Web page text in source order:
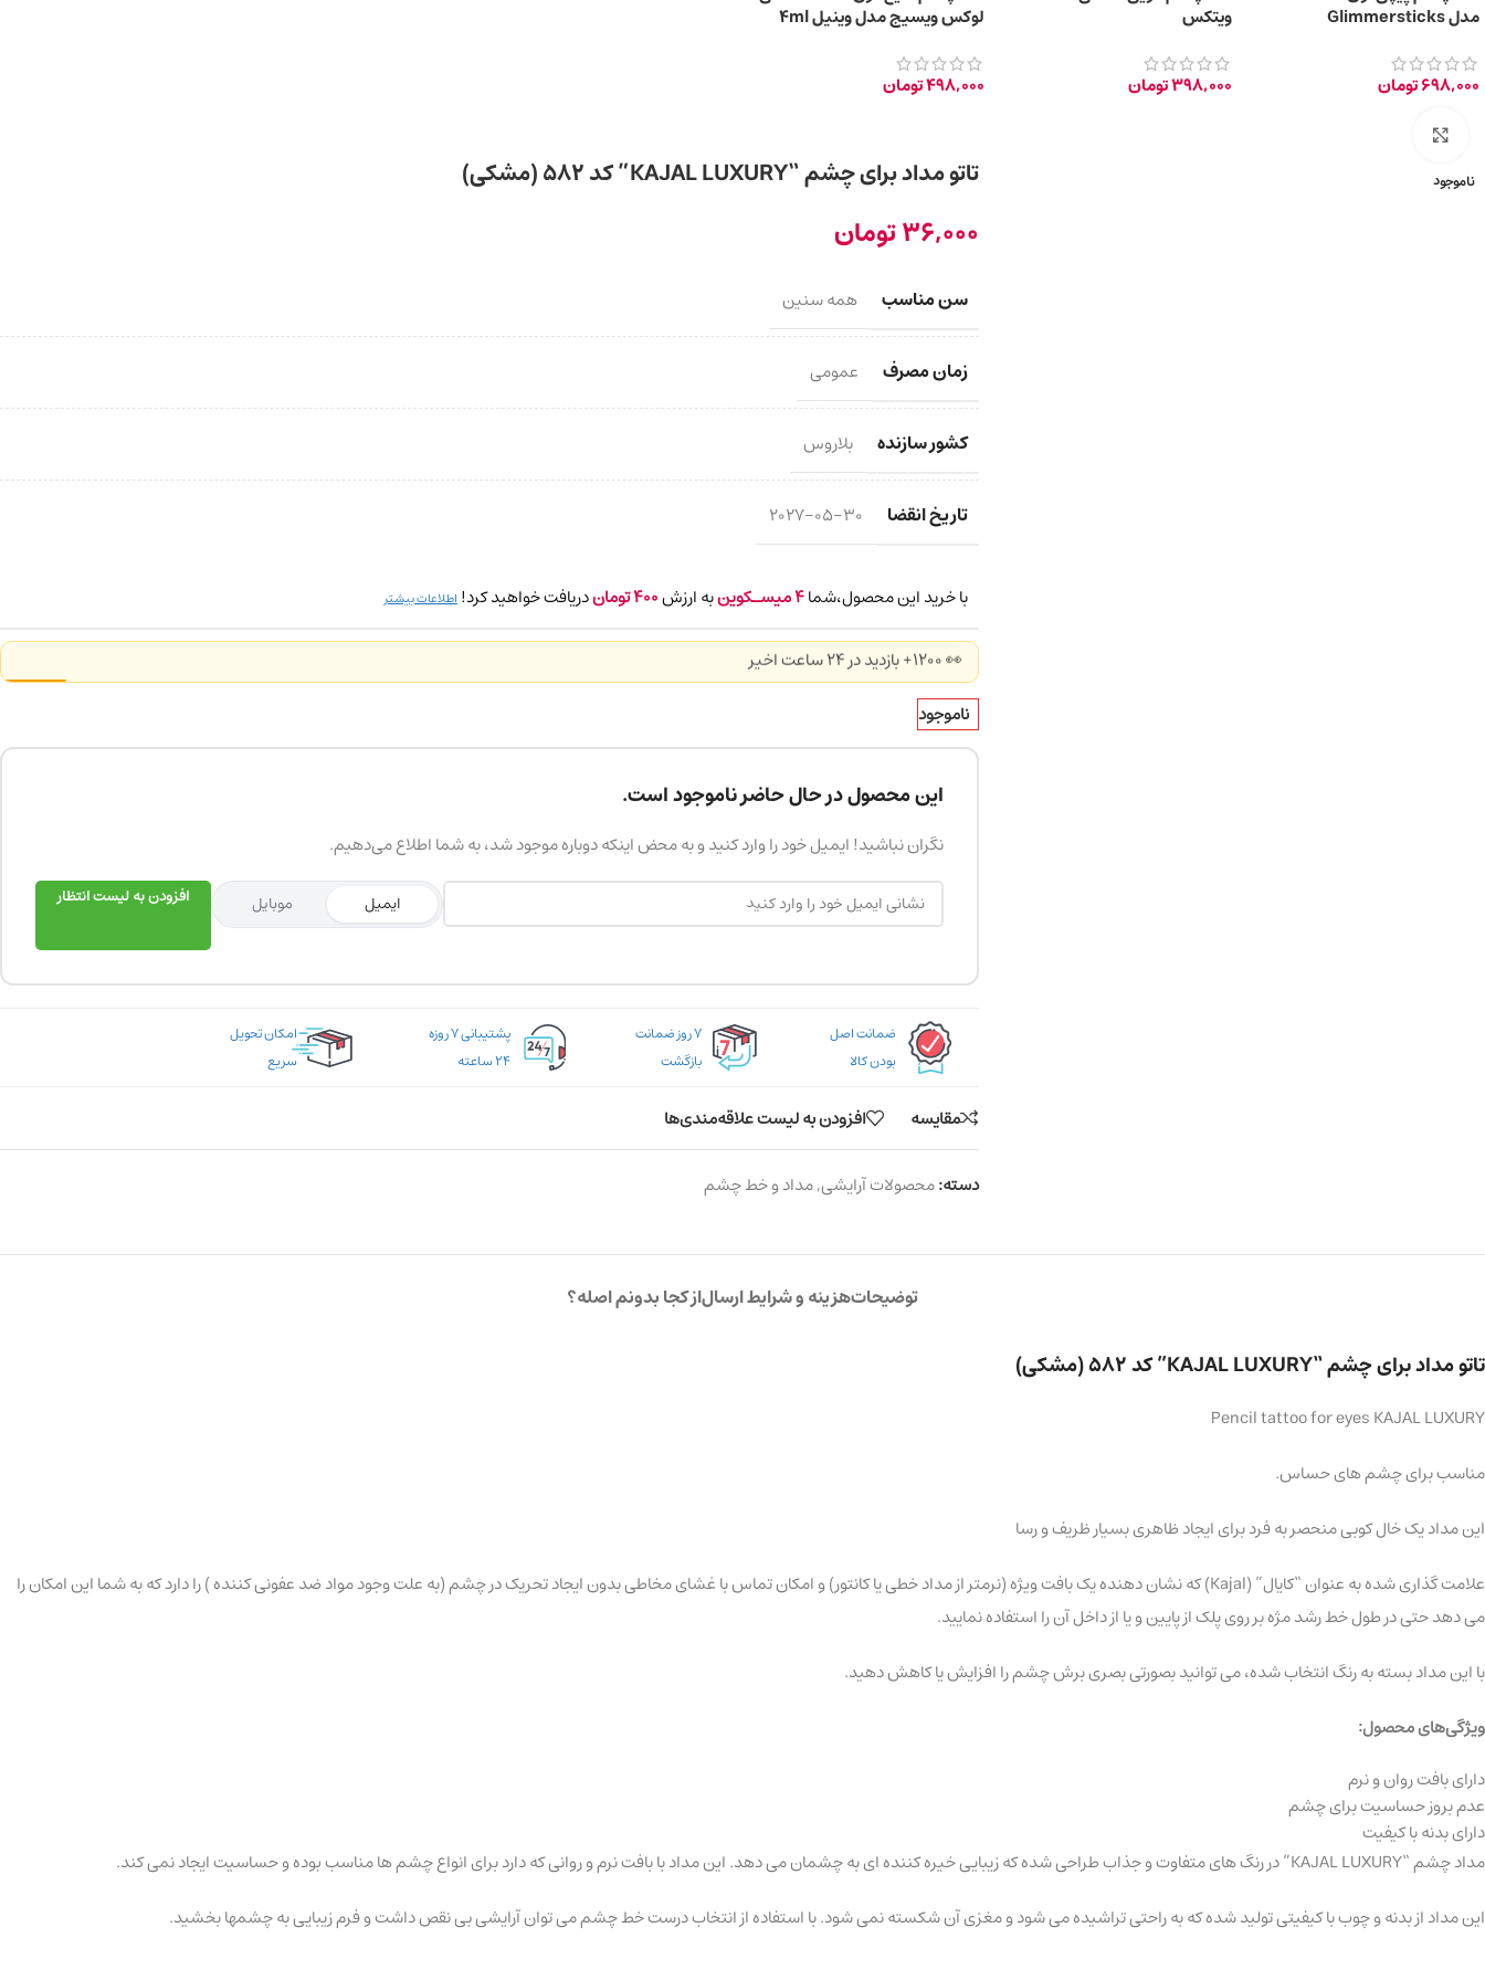
مدل Glimmersticks
698,000تومان
ویتکس
398,000تومان
لوکس ویسیج مدل وینیل 4ml
498,000تومان
ناموجود تاتو مداد برای چشم “KAJAL LUXURY” کد 582 (مشکی)
36,000تومان
سن مناسب همه سنین
زمان مصرف عمومی
کشور سازنده بلاروس
تاریخ انقضا 2027-05-30
با خرید این محصول،شما4میسـکوینبه ارزش400توماندریافت خواهید کرد! اطلاعات بیشتر
👀 1200+ بازدید در ۲۴ ساعت اخیر
ناموجود
این محصول در حال حاضر ناموجود است.
نگران نباشید! ایمیل خود را وارد کنید و به محض اینکه دوباره موجود شد، به شما اطلاع می‌دهیم.
ایمیل موبایل افزودن به لیست انتظار
ضمانت اصل
بودن کالا
۷ روز ضمانت
بازگشت
پشتیبانی ۷ روزه
۲۴ ساعته
امکان تحویل
سریع
مقایسه افزودن به لیست علاقه‌مندی‌ها
دسته:محصولات آرایشی,مداد و خط چشم
توضیحاتهزینه و شرایط ارسالاز کجا بدونم اصله؟
تاتو مداد برای چشم “KAJAL LUXURY” کد 582 (مشکی)
Pencil tattoo for eyes KAJAL LUXURY
مناسب برای چشم های حساس.
این مداد یک خال کوبی منحصر به فرد برای ایجاد ظاهری بسیار ظریف و رسا
علامت گذاری شده به عنوان “کایال” (Kajal) که نشان دهنده یک بافت ویژه (نرمتر از مداد خطی یا کانتور) و امکان تماس با غشای مخاطی بدون ایجاد تحریک در چشم (به علت وجود مواد ضد عفونی کننده ) را دارد که به شما این امکان را
می دهد حتی در طول خط رشد مژه بر روی پلک از پایین و یا از داخل آن را استفاده نمایید.
با این مداد بسته به رنگ انتخاب شده، می توانید بصورتی بصری برش چشم را افزایش یا کاهش دهید.
ویژگی‌های محصول:
دارای بافت روان و نرم
عدم بروز حساسیت برای چشم
دارای بدنه با کیفیت
مداد چشم “KAJAL LUXURY” در رنگ های متفاوت و جذاب طراحی شده که زیبایی خیره کننده ای به چشمان می دهد. این مداد با بافت نرم و روانی که دارد برای انواع چشم ها مناسب بوده و حساسیت ایجاد نمی کند.
این مداد از بدنه و چوب با کیفیتی تولید شده که به راحتی تراشیده می شود و مغزی آن شکسته نمی شود. با استفاده از انتخاب درست خط چشم می توان آرایشی بی نقص داشت و فرم زیبایی به چشمها بخشید.